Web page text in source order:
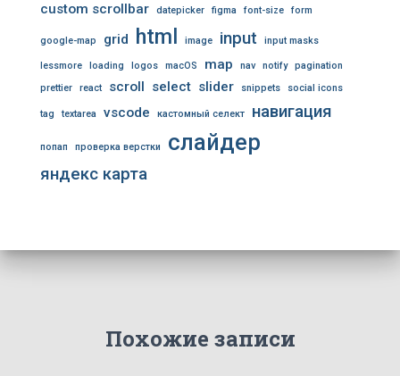
custom scrollbar
datepicker figma font-size form
google-map grid html image input input masks
lessmore loading logos macOS map nav notify
pagination
prettier
react scroll select slider snippets social icons
tag textarea vscode кастомный селект навигация
попап проверка верстки слайдер
яндекс карта
Похожие записи